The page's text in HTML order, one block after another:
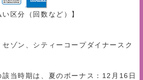
区分（回数など）】
セゾン、シティーコープダイナースク
当時期は、夏のボーナス：12月16日